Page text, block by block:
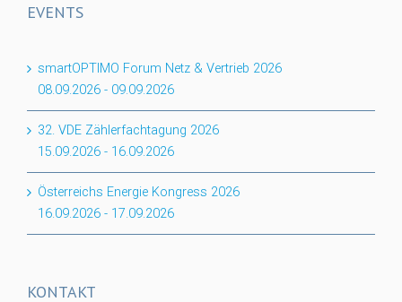
EVENTS
smartOPTIMO Forum Netz & Vertrieb 2026
08.09.2026 - 09.09.2026
32. VDE Zählerfachtagung 2026
15.09.2026 - 16.09.2026
Österreichs Energie Kongress 2026
16.09.2026 - 17.09.2026
KONTAKT